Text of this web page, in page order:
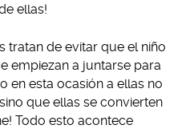
ellas!
tratan de evitar que el niño
empiezan a juntarse para
en esta ocasión a ellas no
que ellas se convierten
Todo esto acontece